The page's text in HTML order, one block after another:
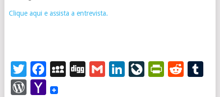
Clique aqui e assista a entrevista.
Twitter
Facebook
MySpace
DiggGmailLinkedIn
WordPress
Yahoo